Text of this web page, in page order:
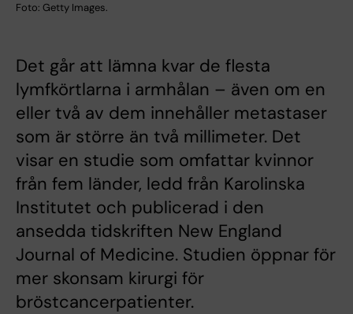
Foto: Getty Images.
Det går att lämna kvar de flesta
lymfkörtlarna i armhålan – även om en
eller två av dem innehåller metastaser
som är större än två millimeter. Det
visar en studie som omfattar kvinnor
från fem länder, ledd från Karolinska
Institutet och publicerad i den
ansedda tidskriften New England
Journal of Medicine. Studien öppnar för
mer skonsam kirurgi för
bröstcancerpatienter.